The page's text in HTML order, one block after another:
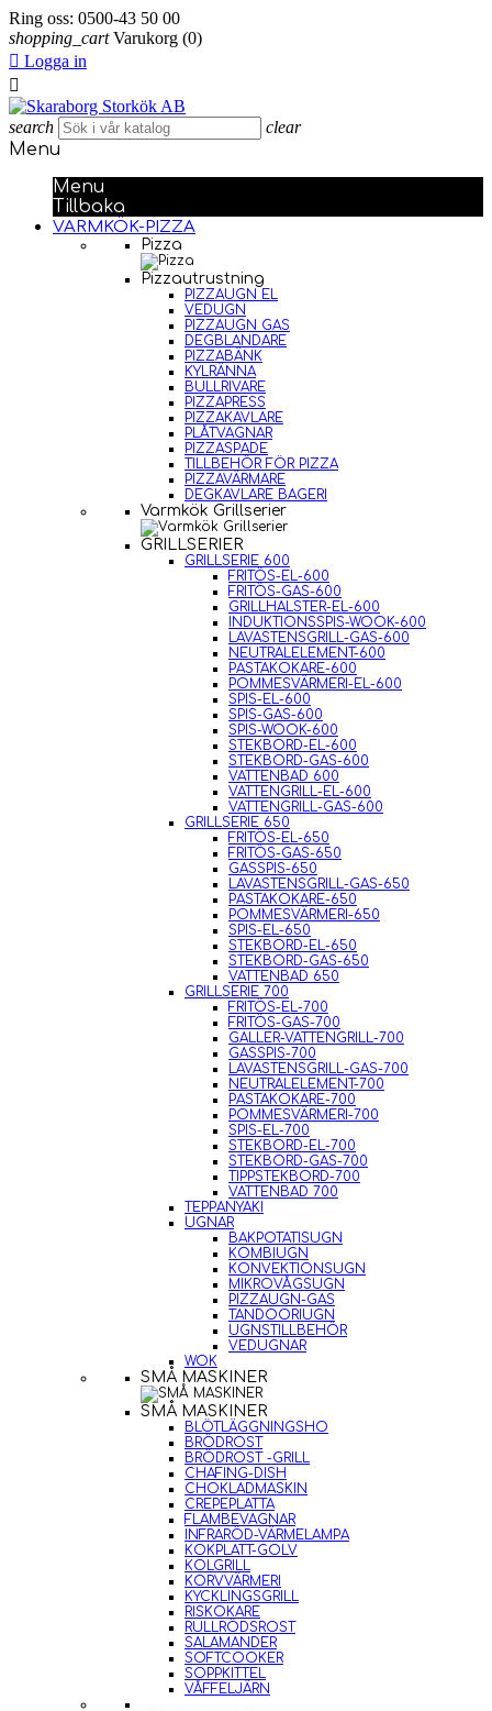
Ring oss: 0500-43 50 00
shopping_cart Varukorg (0)
 Logga in

search clear
Menu
Menu
Tillbaka
VARMKÖK-PIZZA
Pizza
Pizzautrustning
PIZZAUGN EL
VEDUGN
PIZZAUGN GAS
DEGBLANDARE
PIZZABÄNK
KYLRÄNNA
BULLRIVARE
PIZZAPRESS
PIZZAKAVLARE
PLÅTVAGNAR
PIZZASPADE
TILLBEHÖR FÖR PIZZA
PIZZAVÄRMARE
DEGKAVLARE BAGERI
Varmkök Grillserier
GRILLSERIER
GRILLSERIE 600
FRITÖS-EL-600
FRITÖS-GAS-600
GRILLHALSTER-EL-600
INDUKTIONSSPIS-WOOK-600
LAVASTENSGRILL-GAS-600
NEUTRALELEMENT-600
PASTAKOKARE-600
POMMESVÄRMERI-EL-600
SPIS-EL-600
SPIS-GAS-600
SPIS-WOOK-600
STEKBORD-EL-600
STEKBORD-GAS-600
VATTENBAD 600
VATTENGRILL-EL-600
VATTENGRILL-GAS-600
GRILLSERIE 650
FRITÖS-EL-650
FRITÖS-GAS-650
GASSPIS-650
LAVASTENSGRILL-GAS-650
PASTAKOKARE-650
POMMESVÄRMERI-650
SPIS-EL-650
STEKBORD-EL-650
STEKBORD-GAS-650
VATTENBAD 650
GRILLSERIE 700
FRITÖS-EL-700
FRITÖS-GAS-700
GALLER-VATTENGRILL-700
GASSPIS-700
LAVASTENSGRILL-GAS-700
NEUTRALELEMENT-700
PASTAKOKARE-700
POMMESVÄRMERI-700
SPIS-EL-700
STEKBORD-EL-700
STEKBORD-GAS-700
TIPPSTEKBORD-700
VATTENBAD 700
TEPPANYAKI
UGNAR
BAKPOTATISUGN
KOMBIUGN
KONVEKTIONSUGN
MIKROVÅGSUGN
PIZZAUGN-GAS
TANDOORIUGN
UGNSTILLBEHÖR
VEDUGNAR
WOK
SMÅ MASKINER
SMÅ MASKINER
BLÖTLÄGGNINGSHO
BRÖDROST
BRÖDROST -GRILL
CHAFING-DISH
CHOKLADMASKIN
CREPEPLATTA
FLAMBEVAGNAR
INFRARÖD-VÄRMELAMPA
KOKPLATT-GOLV
KOLGRILL
KORVVÄRMERI
KYCKLINGSGRILL
RISKOKARE
RULLRÖDSROST
SALAMANDER
SOFTCOOKER
SOPPKITTEL
VÅFFELJÄRN